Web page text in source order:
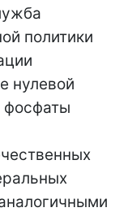
политики
нулевой
фосфаты